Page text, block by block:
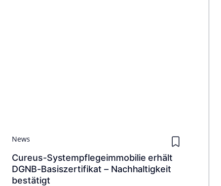
News
Cureus-Systempflegeimmobilie erhält
DGNB-Basiszertifikat – Nachhaltigkeit
bestätigt